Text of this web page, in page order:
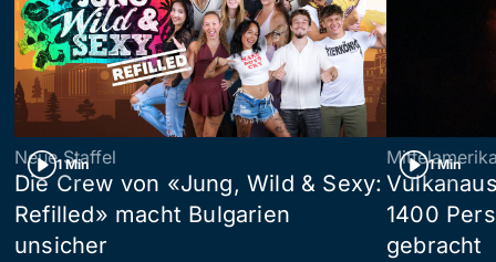
1 Min
Neue Staffel
Die Crew von «Jung, Wild & Sexy:
Refilled» macht Bulgarien
unsicher
1 Min
1400
gebracht